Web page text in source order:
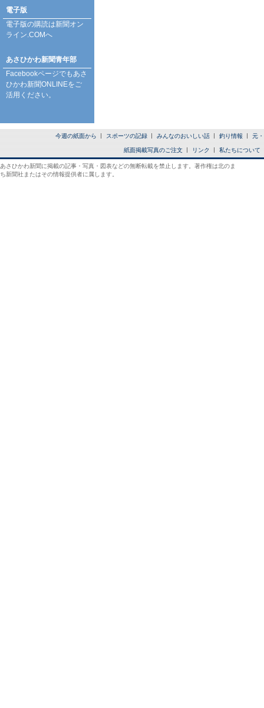
電子版
電子版の購読は新聞オン
ライン.COMへ
あさひかわ新聞青年部
Facebookページでもあさ
ひかわ新聞ONLINEをご
活用ください。
今週の紙面から スポーツの記録 みんなのおいしい話 釣り情報 元
紙面掲載写真のご注文 リンク 私たちについて
あさひかわ新聞に掲載の記事・写真・図表などの無断転載を禁止します。著作権は北のま
ち新聞社またはその情報提供者に属します。